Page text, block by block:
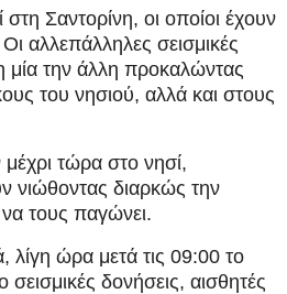
στη Σαντορίνη, οι οποίοι έχουν
αλλεπάλληλες σεισμικές
μία την άλλη προκαλώντας
του νησιού, αλλά και στους
τώρα στο νησί,
νιώθοντας διαρκώς την
τους παγώνει.
λίγη ώρα μετά τις 09:00 το
δονήσεις, αισθητές